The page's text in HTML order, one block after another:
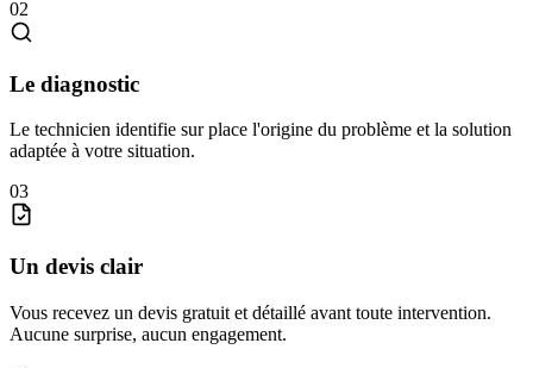
02
Le diagnostic
Le technicien identifie sur place l'origine du problème et la solution
adaptée à votre situation.
03
Un devis clair
Vous recevez un devis gratuit et détaillé avant toute intervention.
Aucune surprise, aucun engagement.